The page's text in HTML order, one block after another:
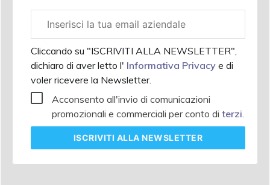
aziendale
Cliccando su "ISCRIVITI ALLA NEWSLETTER",
dichiaro di aver letto l' Informativa Privacy e di
voler ricevere la Newsletter.
Acconsento all'invio di comunicazioni
promozionali e commerciali per conto di terzi
ISCRIVITI ALLA NEWSLETTER